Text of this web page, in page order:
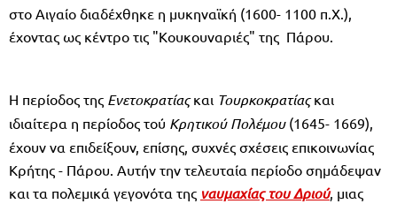
στο Αιγαίο διαδέχθηκε η μυκηναϊκή (1600- 1100 π.Χ.),
έχοντας ως κέντρο τις "Κουκουναριές" της Πάρου.
Η περίοδος της Ενετοκρατίαςκαι Τουρκοκρατίαςκαι
ιδιαίτερα η περίοδος τού Κρητικού Πολέμου(1645- 1669),
έχουν να επιδείξουν, επίσης, συχνές σχέσεις επικοινωνίας
Κρήτης - Πάρου. Αυτήν την τελευταία περίοδο σημάδεψαν
και τα πολεμικά γεγονότα της ναυμαχίας του Δριού, μιας